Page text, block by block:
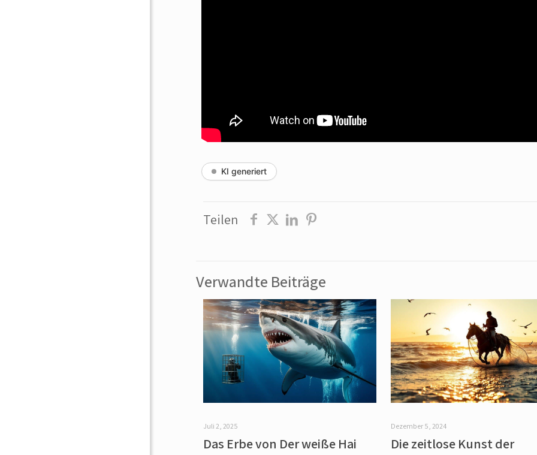
KI generiert
Teilen
Verwandte Beiträge
Juli 2, 2025
Das Erbe von Der weiße Hai
Dezember 5, 2024
Die zeitlose Kunst der